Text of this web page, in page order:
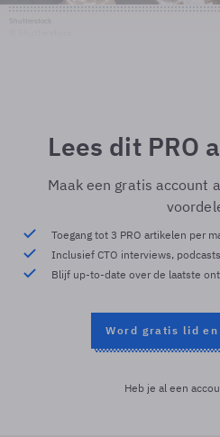
Lees dit PRO
Maak een gratis account
Toegang tot 3 PRO artikelen per
Inclusief CTO interviews,
Blijf up-to-date over de laatste
Word gratis lid
Heb je al een